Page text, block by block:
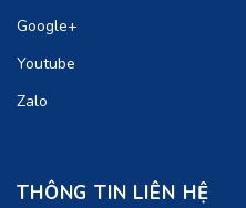
Google+
Youtube
Zalo
THÔNG TIN LIÊN HỆ